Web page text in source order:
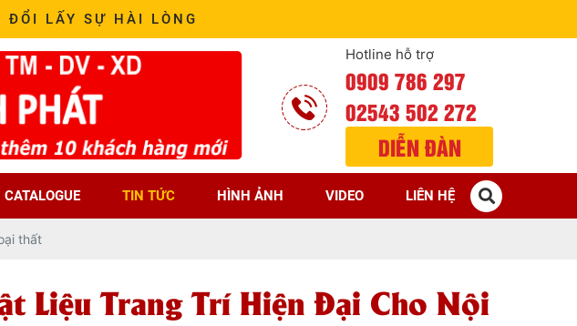
ĐỔI LẤY SỰ HÀI LÒNG
Hotline hỗ trợ
0909 786 297
02543 502 272
DIỄN ĐÀN
CATALOGUE TIN TỨC HÌNH ẢNH VIDEO LIÊN HỆ
thất
Liệu Trang Trí Hiện Đại Cho Nội